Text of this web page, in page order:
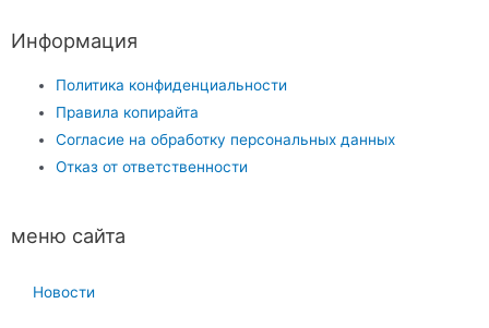
Информация
Политика конфиденциальности
Правила копирайта
Согласие на обработку персональных данных
Отказ от ответственности
меню сайта
Новости